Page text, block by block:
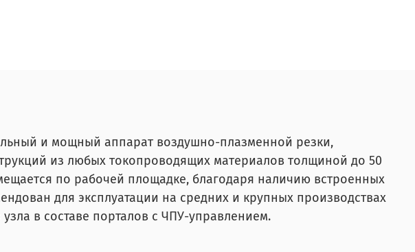
и мощный аппарат воздушно-плазменной резки,
из любых токопроводящих материалов толщиной до 50
по рабочей площадке, благодаря наличию встроенных
для эксплуатации на средних и крупных производствах
в составе порталов с ЧПУ-управлением.